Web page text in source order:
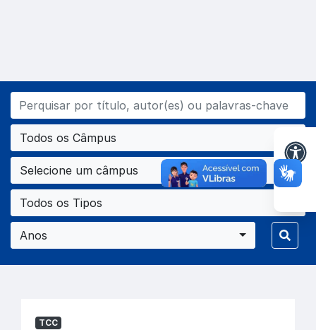
Todos os Câmpus
Selecione um câmpus
Todos os Tipos
Anos
TCC